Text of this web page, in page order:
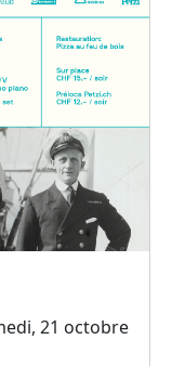
21 octobre